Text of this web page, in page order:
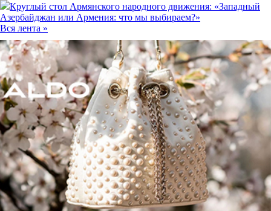
Круглый стол Армянского народного движения: «Западный
Азербайджан или Армения: что мы выбираем?»
Вся лента »